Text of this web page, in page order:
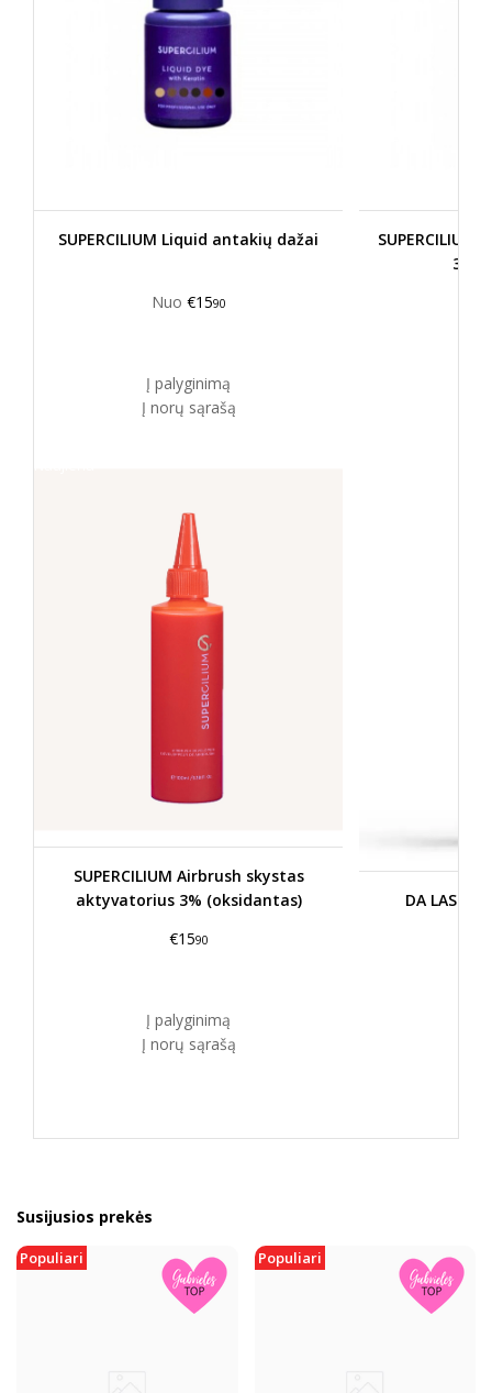
SUPERCILIUM Liquid antakių dažai
Nuo €1590
Į palyginimą
Į norų sąrašą
3%
SUPERCILIUM Airbrush skystas
aktyvatorius 3% (oksidantas)
€1590
Į palyginimą
Į norų sąrašą
DA LASHES
Susijusios prekės
Populiari Populiari